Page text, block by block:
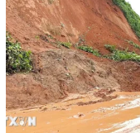
Israel thử nghiệm tên lửa
lúc căng thẳng khu vực leo
06/08/2026 11:17
Iran cảnh báo đáp trả
tầng năng lượng khu vực
công